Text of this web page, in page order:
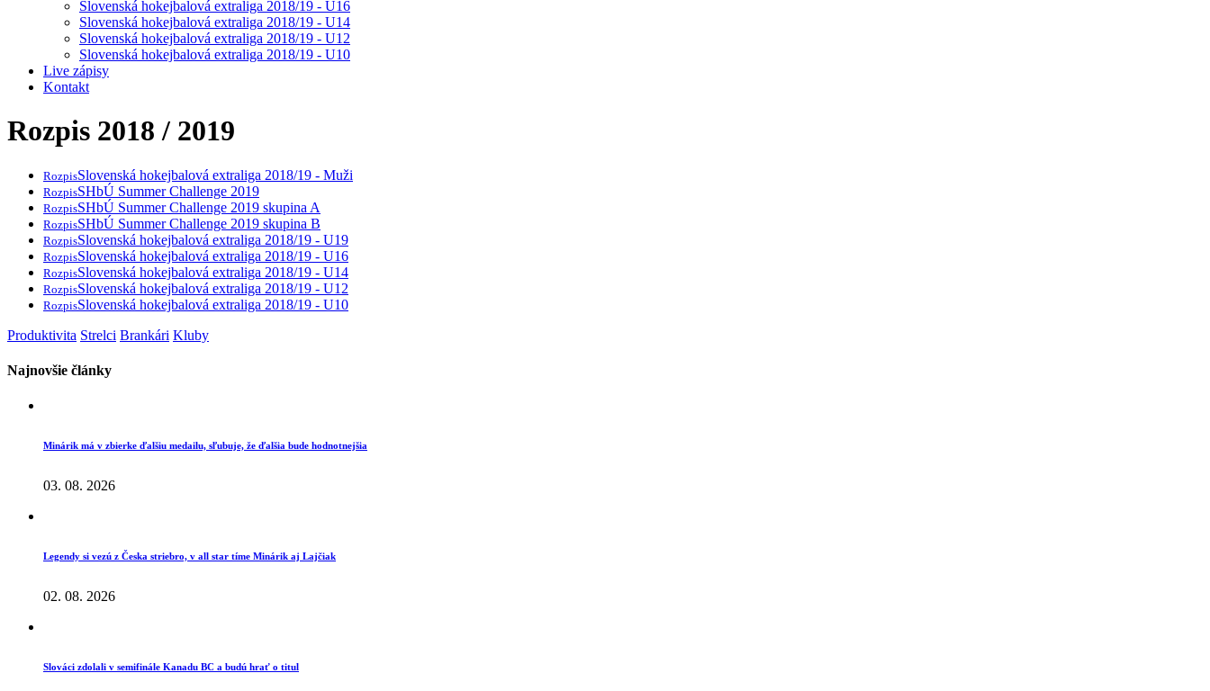
Slovenská hokejbalová extraliga 2018/19 - U16
Slovenská hokejbalová extraliga 2018/19 - U14
Slovenská hokejbalová extraliga 2018/19 - U12
Slovenská hokejbalová extraliga 2018/19 - U10
Live zápisy
Kontakt
Rozpis 2018 / 2019
RozpisSlovenská hokejbalová extraliga 2018/19 - Muži
RozpisSHbÚ Summer Challenge 2019
RozpisSHbÚ Summer Challenge 2019 skupina A
RozpisSHbÚ Summer Challenge 2019 skupina B
RozpisSlovenská hokejbalová extraliga 2018/19 - U19
RozpisSlovenská hokejbalová extraliga 2018/19 - U16
RozpisSlovenská hokejbalová extraliga 2018/19 - U14
RozpisSlovenská hokejbalová extraliga 2018/19 - U12
RozpisSlovenská hokejbalová extraliga 2018/19 - U10
Produktivita Strelci Brankári Kluby
Najnovšie články
Minárik má v zbierke ďalšiu medailu, sľubuje, že ďalšia bude hodnotnejšia
03. 08. 2026
Legendy si vezú z Česka striebro, v all star tíme Minárik aj Lajčiak
02. 08. 2026
Slováci zdolali v semifinále Kanadu BC a budú hrať o titul